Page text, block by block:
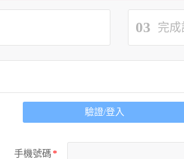
03 完成
驗證/登入
手機號碼